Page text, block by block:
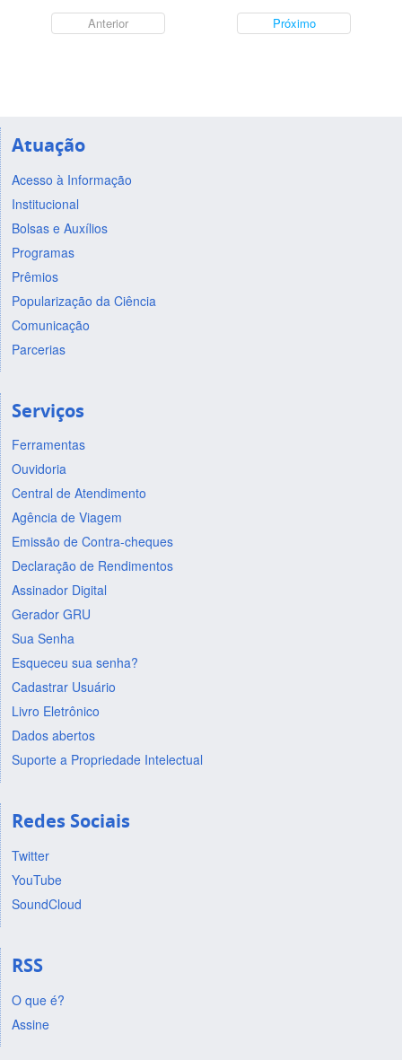
Anterior Próximo
Atuação
Acesso à Informação
Institucional
Bolsas e Auxílios
Programas
Prêmios
Popularização da Ciência
Comunicação
Parcerias
Serviços
Ferramentas
Ouvidoria
Central de Atendimento
Agência de Viagem
Emissão de Contra-cheques
Declaração de Rendimentos
Assinador Digital
Gerador GRU
Sua Senha
Esqueceu sua senha?
Cadastrar Usuário
Livro Eletrônico
Dados abertos
Suporte a Propriedade Intelectual
Redes Sociais
Twitter
YouTube
SoundCloud
RSS
O que é?
Assine